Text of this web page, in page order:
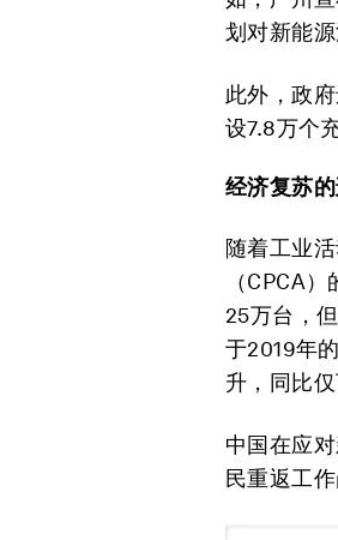
划对新能
此外，政
设7.8万个
经济复苏
随着工业
（CPCA
25万台，
于2019年
升，同比
中国在应
民重返工